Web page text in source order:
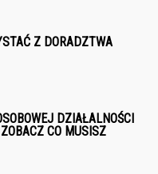
Z DORADZTWA
DZIAŁALNOŚCI
CO MUSISZ